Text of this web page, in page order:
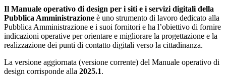
Il Manuale operativo di design per i siti e i servizi digitali della
Pubblica Amministrazione è uno strumento di lavoro dedicato alla
Pubblica Amministrazione e i suoi fornitori e ha l’obiettivo di fornire
indicazioni operative per orientare e migliorare la progettazione e la
realizzazione dei punti di contatto digitali verso la cittadinanza.
La versione aggiornata (versione corrente) del Manuale operativo di
design corrisponde alla 2025.1.